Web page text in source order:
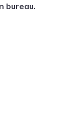
bureau.